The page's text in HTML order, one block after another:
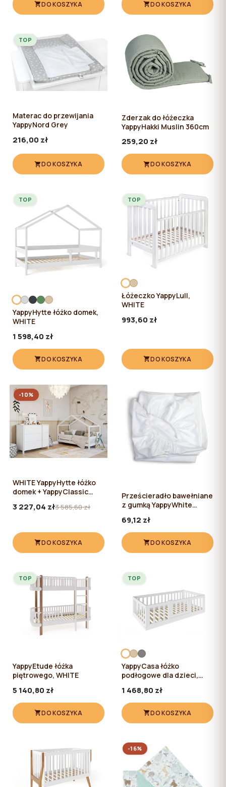
DO KOSZYKA DO KOSZYKA
Materac do przewijania
YappyNord Grey
216,00 zł
DO KOSZYKA
TOP
Zderzak do łóżeczka
YappyHakki Muslin 360cm
259,20 zł
DO KOSZYKA
YappyHytte łóżko domek,
WHITE
1 598,40 zł
DO KOSZYKA
TOP
Łóżeczko YappyLull,
WHITE
993,60 zł
DO KOSZYKA
TOP
WHITE YappyHytte łóżko
domek + YappyClassic
3 227,04 zł3 585,60 zł
DO KOSZYKA
-10%
Prześcieradło bawełniane
z gumką YappyWhite
69,12 zł
DO KOSZYKA
YappyEtude łóżka
piętrowego, WHITE
5 140,80 zł
DO KOSZYKA
TOP
YappyCasa łóżko
podłogowe dla dzieci,
1 468,80 zł
DO KOSZYKA
TOP
-16%